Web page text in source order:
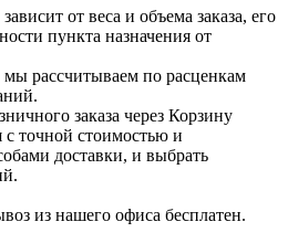
от веса и объема заказа, его
пункта назначения от
мы рассчитываем по расценкам
заказа через Корзину
точной стоимостью и
доставки, и выбрать
из нашего офиса бесплатен.